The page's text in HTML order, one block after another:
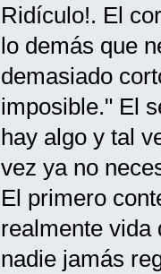
Ridículo!. El
lo demás que
demasiado
imposible." El
hay algo y tal
vez ya no
El primero
realmente vida
nadie jamás